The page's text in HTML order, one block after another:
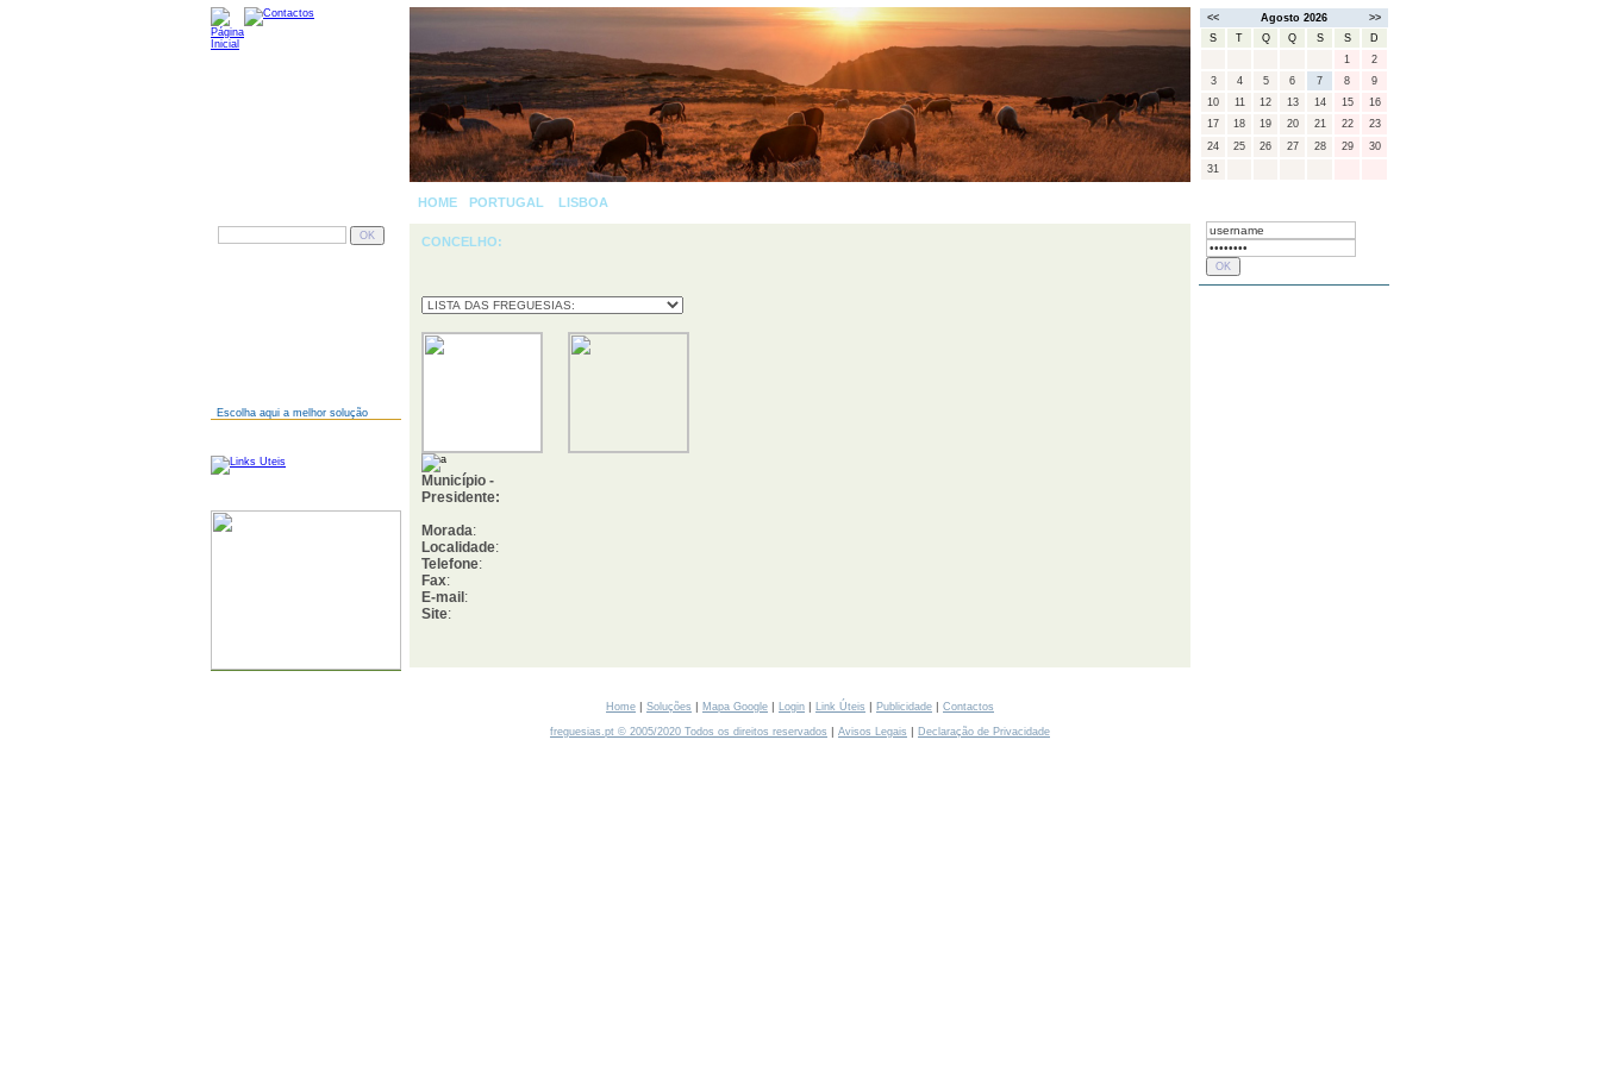
<< Agosto 2026
>>
S
T Q Q S S
D
1
2
3
4 5 6 7 8
9
10
11 12 13 14 15
16
17
18 19 20 21 22
23
24
25 26 27 28 29
30
31
Escolha aqui a melhor solução
HOME PORTUGAL LISBOA
CONCELHO:
Município -
Presidente:
Morada:
Localidade:
Telefone:
Fax:
E-mail :
Site:
Home | Soluções | Mapa Google | Login | Link Úteis | Publicidade | Contactos
freguesias.pt © 2005/2020 Todos os direitos reservados | Avisos Legais | Declaração de Privacidade